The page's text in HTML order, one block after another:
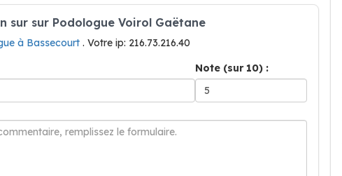
sur sur Podologue Voirol Gaëtane
à Bassecourt . Votre ip: 216.73.216.40
Note (sur 10) :